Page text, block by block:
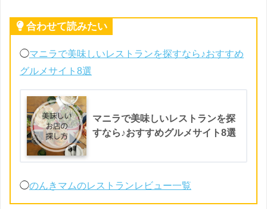
合わせて読みたい
◯マニラで美味しいレストランを探すなら♪おすすめ
グルメサイト8選
マニラで美味しいレストランを探
すなら♪おすすめグルメサイト8選
◯のんきマムのレストランレビュー一覧